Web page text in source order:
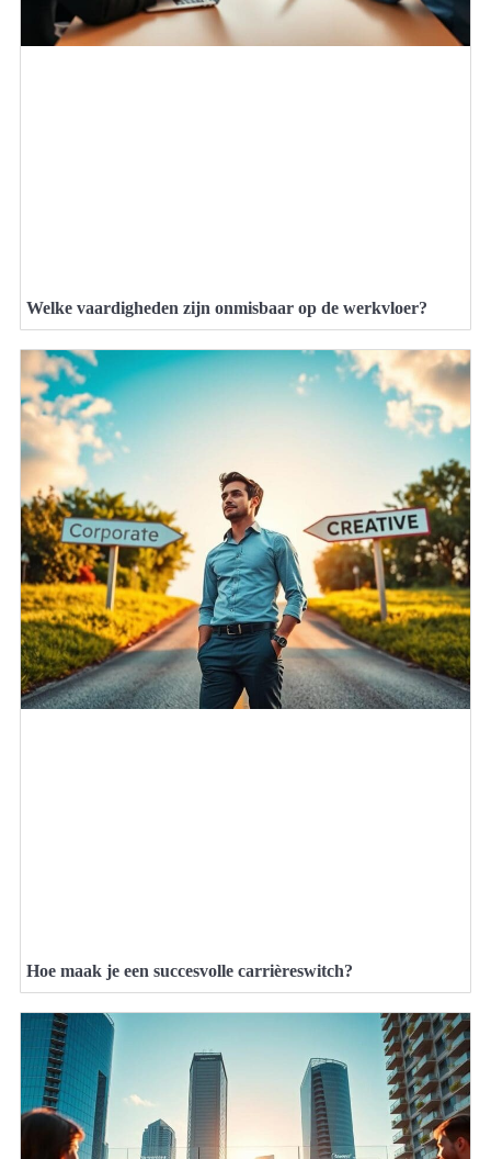
Welke vaardigheden zijn onmisbaar op de werkvloer?
Hoe maak je een succesvolle carrièreswitch?